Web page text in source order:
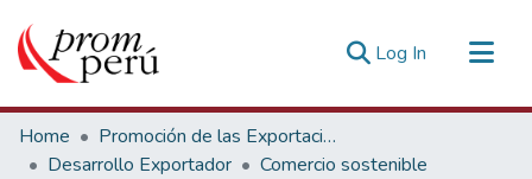
Log In (current)
Communities & Collections
All of DSpace
Home
Promoción de las Exportaciones
Desarrollo Exportador
Comercio sostenible